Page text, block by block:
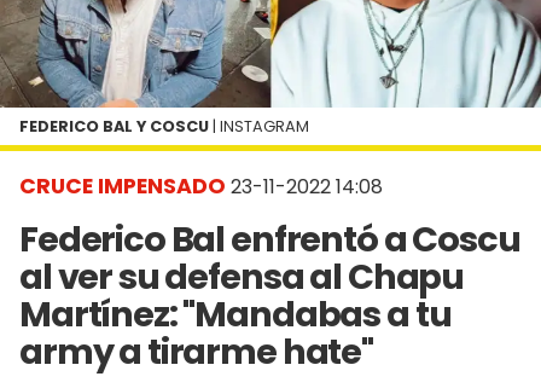
CRUCE IMPENSADO 23-11-2022 14:08
Federico Bal enfrentó a Coscu
al ver su defensa al Chapu
Martínez: "Mandabas a tu
army a tirarme hate"
FEDERICO BAL Y COSCU | INSTAGRAM